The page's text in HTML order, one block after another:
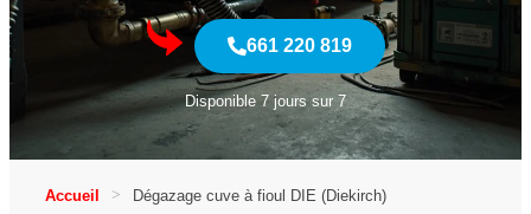
661 220 819
Disponible 7 jours sur 7
Accueil Dégazage cuve à fioul DIE (Diekirch)